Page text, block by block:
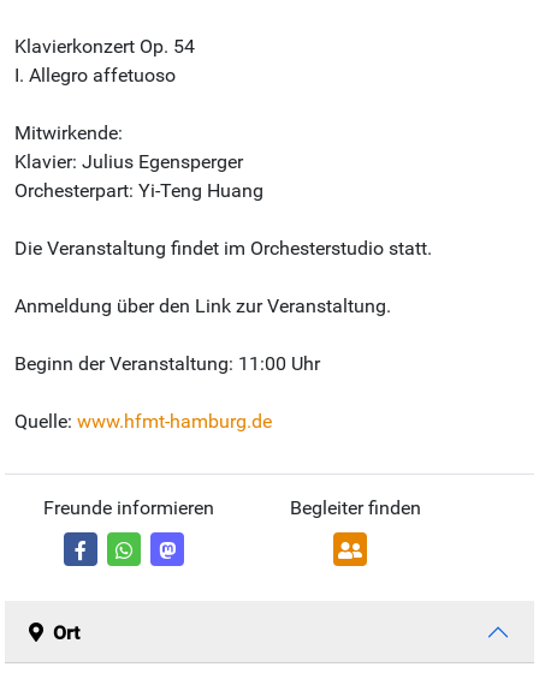
Klavierkonzert Op. 54
I. Allegro affetuoso
Mitwirkende:
Klavier: Julius Egensperger
Orchesterpart: Yi-Teng Huang
Die Veranstaltung findet im Orchesterstudio statt.
Anmeldung über den Link zur Veranstaltung.
Beginn der Veranstaltung: 11:00 Uhr
Quelle: www.hfmt-hamburg.de
Freunde informieren Begleiter finden
Ort